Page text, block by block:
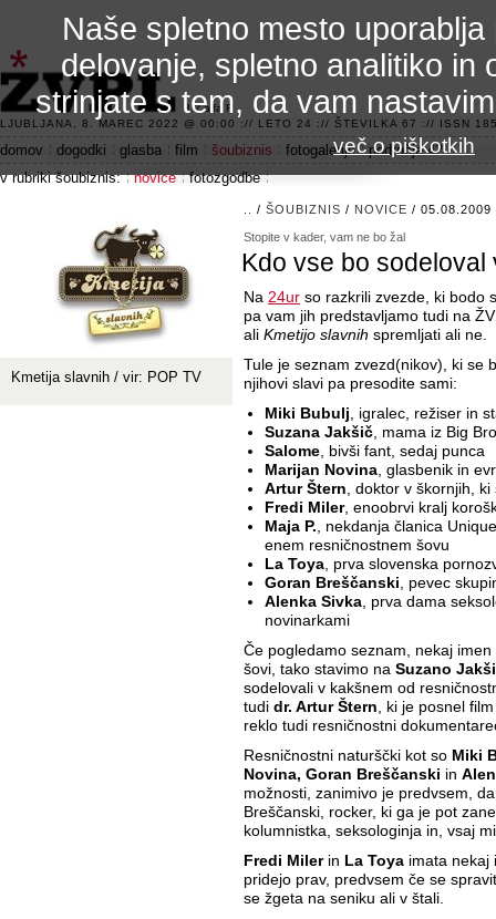
3.2 alfa R
LJUBLJANA, 8. MAREC 2022 @ 00:00 :// LETO 24 :// ŠTEVILKA 67 :// ISSN
domov dogodki glasba film šoubiznis fotogalerije
področje 42
v rubriki šoubiznis:
novice fotozgodbe
/ ŠOUBIZNIS / NOVICE / 05.08.2009
Stopite v kader, vam ne bo žal
Kdo vse bo sodeloval
Na 24ur so razkrili zvezde, ki bodo
pa vam jih predstavljamo tudi na
ali Kmetijo slavnih spremljati ali ne.
Tule je seznam zvezd(nikov), ki se
njihovi slavi pa presodite sami:
Miki Bubulj, igralec, režiser in
Suzana Jakšič, mama iz Big
Salome, bivši fant, sedaj punca
Marijan Novina, glasbenik in
Artur Štern, doktor v škornjih,
Fredi Miler, enoobrvi kralj
Maja P., nekdanja članica
enem resničnostnem šovu
La Toya, prva slovenska
Goran Breščanski, pevec
Alenka Sivka, prva dama
novinarkami
Če pogledamo seznam, nekaj
šovi, tako stavimo na Suzano
sodelovali v kakšnem od
tudi dr. Artur Štern, ki je posnel
reklo tudi resničnostni
Resničnostni naturščki kot so Miki
Novina, Goran Breščanski in
možnosti, zanimivo je predvsem,
Breščanski, rocker, ki ga je pot
kolumnistka, seksologinja in, vsaj
Fredi Milerin La Toya imata nekaj
pridejo prav, predvsem če se
se žgeta na seniku ali v štali.
Kmetija slavnih / vir: POP TV
Naše spletno mesto
delovanje, spletno analitiko in
strinjate s tem, da vam
več o piškotkih